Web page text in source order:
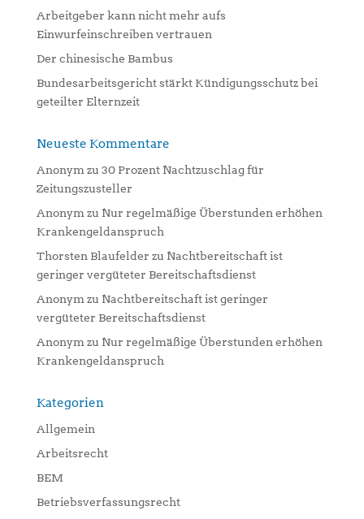
Arbeitgeber kann nicht mehr aufs
Einwurfeinschreiben vertrauen
Der chinesische Bambus
Bundesarbeitsgericht stärkt Kündigungsschutz bei
geteilter Elternzeit
Neueste Kommentare
Anonymzu 30 Prozent Nachtzuschlag für
Zeitungszusteller
Anonymzu Nur regelmäßige Überstunden erhöhen
Krankengeldanspruch
Thorsten Blaufelder zu Nachtbereitschaft ist
geringer vergüteter Bereitschaftsdienst
Anonymzu Nachtbereitschaft ist geringer
vergüteter Bereitschaftsdienst
Anonymzu Nur regelmäßige Überstunden erhöhen
Krankengeldanspruch
Kategorien
Allgemein
Arbeitsrecht
BEM
Betriebsverfassungsrecht